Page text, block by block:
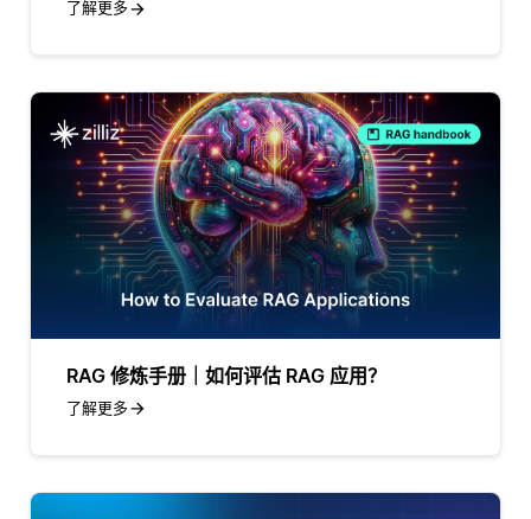
了解更多
RAG 修炼手册｜如何评估 RAG 应用？
了解更多